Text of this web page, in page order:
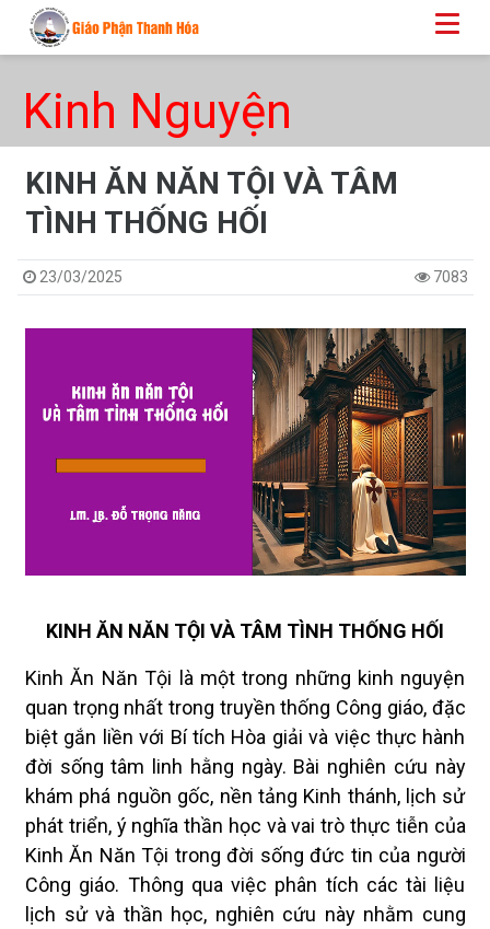
Kinh Nguyện
KINH ĂN NĂN TỘI VÀ TÂM
TÌNH THỐNG HỐI
23/03/2025 7083
KINH ĂN NĂN TỘI VÀ TÂM TÌNH THỐNG HỐI
Kinh Ăn Năn Tội là một trong những kinh nguyện
quan trọng nhất trong truyền thống Công giáo, đặc
biệt gắn liền với Bí tích Hòa giải và việc thực hành
đời sống tâm linh hằng ngày. Bài nghiên cứu này
khám phá nguồn gốc, nền tảng Kinh thánh, lịch sử
phát triển, ý nghĩa thần học và vai trò thực tiễn của
Kinh Ăn Năn Tội trong đời sống đức tin của người
Công giáo. Thông qua việc phân tích các tài liệu
lịch sử và thần học, nghiên cứu này nhằm cung